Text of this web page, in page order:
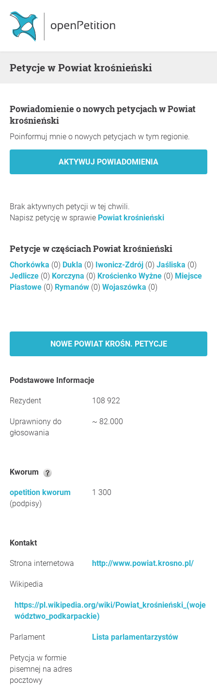
Petycje w Powiat krośnieński
Powiadomienie o nowych petycjach w Powiat
krośnieński
Poinformuj mnie o nowych petycjach w tym regionie.
Brak aktywnych petycji w tej chwili.
Napisz petycję w sprawie Powiat krośnieński
Petycje w częściach Powiat krośnieński
Chorkówka (0) Dukla (0) Iwonicz-Zdrój (0) Jaśliska (0)
Jedlicze (0) Korczyna (0) Krościenko Wyżne (0) Miejsce
Piastowe (0) Rymanów (0) Wojaszówka (0)
NOWE POWIAT KROŚN. PETYCJE
Podstawowe Informacje
Rezydent 108 922
Uprawniony do
głosowania
~ 82.000
Kworum
opetition kworum
(podpisy)
1 300
Kontakt
Strona internetowa http://www.powiat.krosno.pl/
Wikipedia
https://pl.wikipedia.org/wiki/Powiat_krośnieński_(woje
wództwo_podkarpackie)
Parlament Lista parlamentarzystów
Petycja w formie
pisemnej na adres
pocztowy